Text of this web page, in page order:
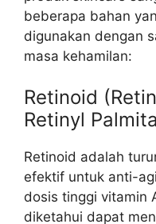
beberapa bahan
digunakan dengan
masa kehamilan:
Retinoid
Retinyl
Retinoid adalah
efektif untuk anti-
dosis tinggi vitamin
diketahui dapat